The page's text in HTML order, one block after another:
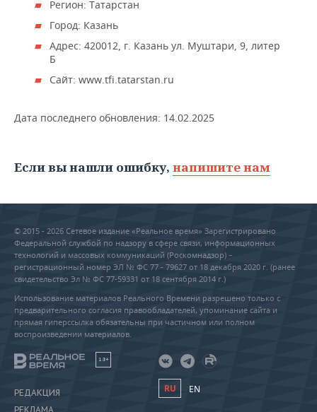
Регион: Татарстан
Город: Казань
Адрес: 420012, г. Казань ул. Муштари, 9, литер
Б
Сайт: www.tfi.tatarstan.ru
Дата последнего обновления: 14.02.2025
Если вы нашли ошибку, напишите нам
© 2015 - 2026 Сетевое издание «Реальное время» Зарегистрировано
Федеральной службой по надзору в сфере связи, информационных
технологий и массовых коммуникаций (Роскомнадзор) –
регистрационный номер ЭЛ № ФС 77 - 79627 от 18 декабря 2020 г. (ранее
свидетельство Эл № ФС 77-59331 от 18 сентября 2014 г.)
Использование материалов Реального Времени разрешено только с
предварительного согласия правообладателей, упоминание сайта и
прямая гиперссылка обязательны при частичном или полном
воспроизведении материалов.
18+
РЕДАКЦИЯ
РЕКЛАМА
RU EN